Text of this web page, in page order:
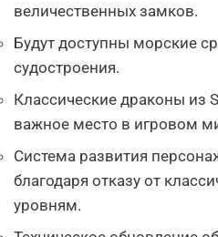
величественных замков.
Будут доступны морские
судостроения.
Классические драконы из
важное место в игровом
Система развития
благодаря отказу от
уровням.